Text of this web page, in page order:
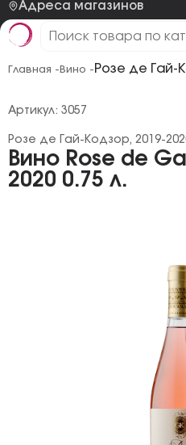
Адреса магазинов
Главная - Вино - Розе де Гай-
Вино Rose de
2020 0.75 л.
Розе де Гай-Кодзор, 2019-
Артикул: 3057